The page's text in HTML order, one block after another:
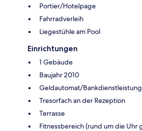
Portier/Hotelpage
Fahrradverleih
Liegestühle am Pool
Einrichtungen
1 Gebäude
Baujahr 2010
Geldautomat/
Tresorfach an der Rezeption
Terrasse
Fitnessbereich (rund um die Uhr